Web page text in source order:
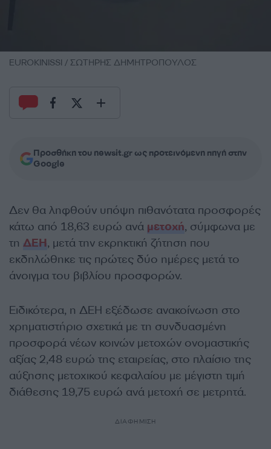
EUROKINISSI / ΣΩΤΗΡΗΣ ΔΗΜΗΤΡΟΠΟΥΛΟΣ
Προσθήκη του newsit.gr ως προτεινόμενη πηγή στην
Google
Δεν θα ληφθούν υπόψη πιθανότατα προσφορές
κάτω από 18,63 ευρώ ανά μετοχή, σύμφωνα με
τη ΔΕΗ, μετά την εκρηκτική ζήτηση που
εκδηλώθηκε τις πρώτες δύο ημέρες μετά το
άνοιγμα του βιβλίου προσφορών.
Ειδικότερα, η ΔΕΗ εξέδωσε ανακοίνωση στο
χρηματιστήριο σχετικά με τη συνδυασμένη
προσφορά νέων κοινών μετοχών ονομαστικής
αξίας 2,48 ευρώ της εταιρείας, στο πλαίσιο της
αύξησης μετοχικού κεφαλαίου με μέγιστη τιμή
διάθεσης 19,75 ευρώ ανά μετοχή σε μετρητά.
ΔΙΑΦΗΜΙΣΗ